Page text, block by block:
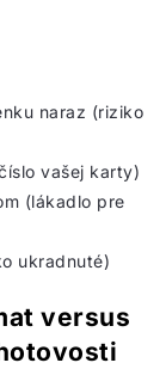
naraz (riziko
vašej karty)
(lákadlo pre
ukradnuté)
versus